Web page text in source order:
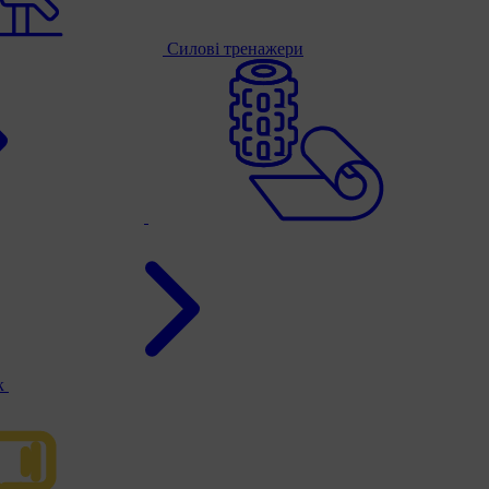
Силові тренажери